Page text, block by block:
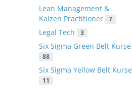
Lean Management &
Kaizen Practitioner
7
Legal Tech 3
Six Sigma Green Belt Kurse
88
Six Sigma Yellow Belt Kurse
11